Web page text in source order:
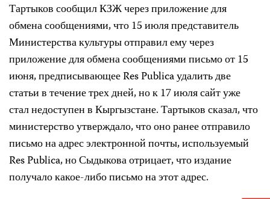
Тартыков сообщил КЗЖ через приложение для
обмена сообщениями, что 15 июля представитель
Министерства культуры отправил ему через
приложение для обмена сообщениями письмо от 15
июня, предписывающее Res Publica удалить две
статьи в течение трех дней, но к 17 июля сайт уже
стал недоступен в Кыргызстане. Тартыков сказал, что
министерство утверждало, что оно ранее отправило
письмо на адрес электронной почты, используемый
Res Publica, но Сыдыкова отрицает, что издание
получало какое-либо письмо на этот адрес.